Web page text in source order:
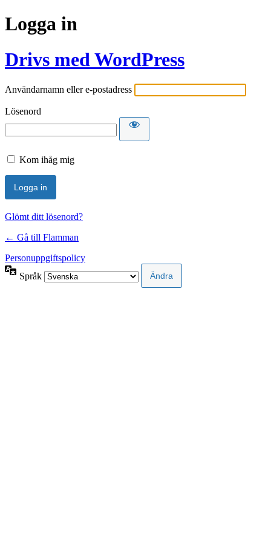
Logga in
Drivs med WordPress
Användarnamn eller e-postadress
Lösenord
Kom ihåg mig
Glömt ditt lösenord?
← Gå till Flamman
Personuppgiftspolicy
Språk